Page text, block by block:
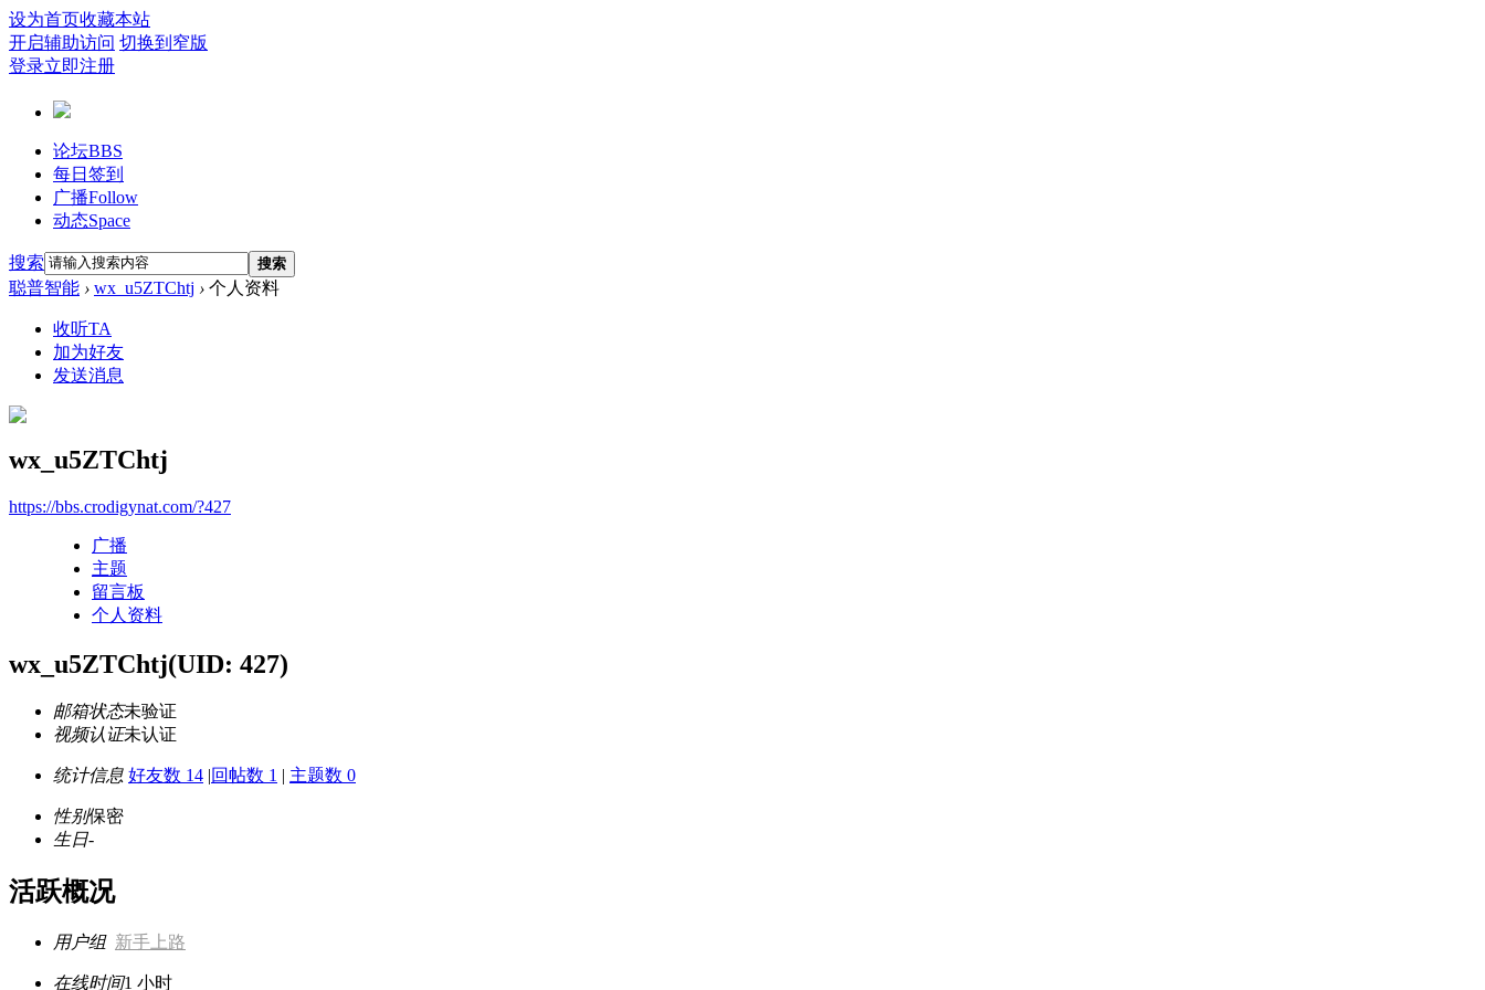
设为首页收藏本站
开启辅助访问 切换到窄版
登录立即注册
论坛BBS
每日签到
广播Follow
动态Space
搜索 搜索
聪普智能 › wx_u5ZTChtj › 个人资料
收听TA
加为好友
发送消息
wx_u5ZTChtj
https://bbs.crodigynat.com/?427
广播
主题
留言板
个人资料
wx_u5ZTChtj(UID: 427)
邮箱状态未验证
视频认证未认证
统计信息 好友数 14 |回帖数 1 | 主题数 0
性别保密
生日-
活跃概况
用户组 新手上路
在线时间1 小时